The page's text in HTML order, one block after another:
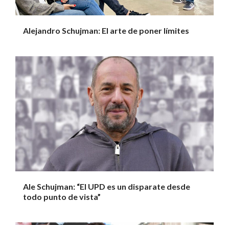
Alejandro Schujman: El arte de poner límites
Ale Schujman: “El UPD es un disparate desde
todo punto de vista”